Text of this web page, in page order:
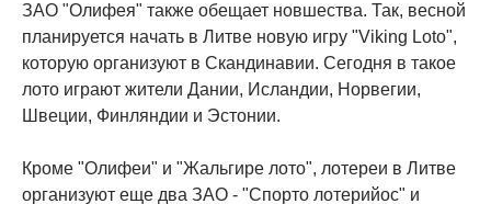
ЗАО "Олифея" также обещает новшества. Так, весной
планируется начать в Литве новую игру "Viking Loto",
которую организуют в Скандинавии. Сегодня в такое
лото играют жители Дании, Исландии, Норвегии,
Швеции, Финляндии и Эстонии.
Кроме "Олифеи" и "Жальгире лото", лотереи в Литве
организуют еще два ЗАО - "Спорто лотерийос" и